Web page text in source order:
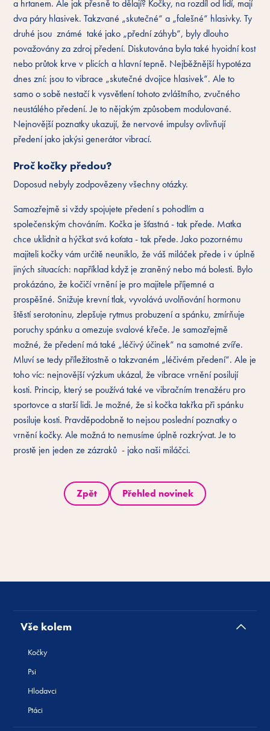
a hrtanem. Ale jak přesně to dělají? Kočky, na rozdíl od lidí, mají
dva páry hlasivek. Takzvané „skutečné“ a „falešné“ hlasivky. Ty
druhé jsou známé také jako „přední záhyb“, byly dlouho
považovány za zdroj předení. Diskutována byla také hyoidní kost
nebo průtok krve v plicích a hlavní tepně. Nejběžnější hypotéza
dnes zní: jsou to vibrace „skutečné dvojice hlasivek“. Ale to
samo o sobě nestačí k vysvětlení tohoto zvláštního, zvučného
neustálého předení. Je to nějakým způsobem modulované.
Nejnovější poznatky ukazují, že nervové impulsy ovlivňují
předení jako jakýsi generátor vibrací.
Proč kočky předou?
Doposud nebyly zodpovězeny všechny otázky.
Samozřejmě si vždy spojujete předení s pohodlím a
společenským chováním. Kočka je šťastná - tak přede. Matka
chce uklidnit a hýčkat svá koťata - tak přede. Jako pozornému
majiteli kočky vám určitě neuniklo, že váš miláček přede i v úplně
jiných situacích: například když je zraněný nebo má bolesti. Bylo
prokázáno, že kočičí vrnění je pro majitele příjemné a
prospěšné. Snižuje krevní tlak, vyvolává uvolňování hormonu
štěstí serotoninu, zlepšuje rytmus probuzení a spánku, zmírňuje
poruchy spánku a omezuje svalové křeče. Je samozřejmě
možné, že předení má také „léčivý účinek“ na samotné zvíře.
Mluví se tedy příležitostně o takzvaném „léčivém předení“. Ale je
toho víc: nejnovější výzkum ukázal, že vibrace vrnění posilují
kosti. Princip, který se používá také ve vibračním trenažéru pro
sportovce a starší lidi. Je možné, že si kočka takřka při spánku
posiluje kosti. Pravděpodobně to nejsou poslední poznatky o
vrnění kočky. Ale možná to nemusíme úplně rozkrývat. Je to
prostě jen jeden ze zázraků - jako naši miláčci.
Zpět Přehled novinek
Vše kolem
Kočky
Psi
Hlodavci
Ptáci